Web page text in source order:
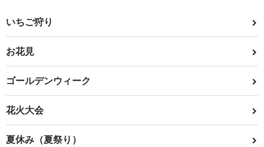
いちご狩り
お花見
ゴールデンウィーク
花火大会
夏休み（夏祭り）